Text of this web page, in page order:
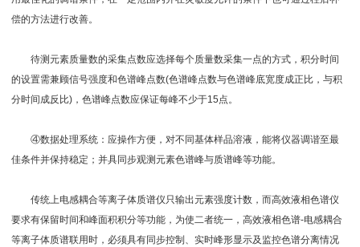
偿的方法进行改善。
待测元素质量数的采集点数应选择每个质量数采集一点的方式，积分时间
的设置需兼顾信号强度和色谱峰点数(色谱峰点数与色谱峰底宽度成正比，与积
分时间成反比)，色谱峰点数应保证每峰不少于15点。
④数据处理系统：应操作方便，对不同基体样品溶液，能将仪器调谐至最
佳条件并保持稳定；并具同步观测元素色谱峰与质谱峰等功能。
传统上电感耦合等离子体质谱仪只输出元素强度计数，而高效液相色谱仪
要求有保留时间和峰面积积分等功能，为使二者统一，高效液相色谱-电感耦合
等离子体质谱联用时，必须具有同步控制、实时峰形显示及监控色谱分离情况